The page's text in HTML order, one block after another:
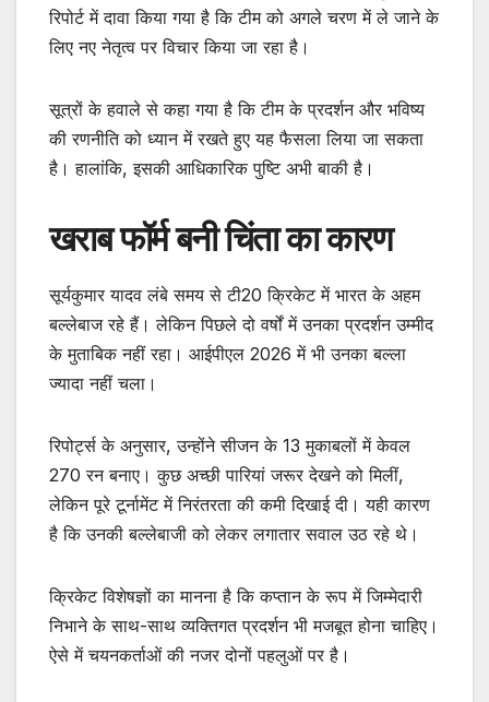
रिपोर्ट में दावा किया गया है कि टीम को अगले चरण में ले जाने के
लिए नए नेतृत्व पर विचार किया जा रहा है।
सूत्रों के हवाले से कहा गया है कि टीम के प्रदर्शन और भविष्य
की रणनीति को ध्यान में रखते हुए यह फैसला लिया जा सकता
है। हालांकि, इसकी आधिकारिक पुष्टि अभी बाकी है।
खराब फॉर्म बनी चिंता का कारण
सूर्यकुमार यादव लंबे समय से टी20 क्रिकेट में भारत के अहम
बल्लेबाज रहे हैं। लेकिन पिछले दो वर्षों में उनका प्रदर्शन उम्मीद
के मुताबिक नहीं रहा। आईपीएल 2026 में भी उनका बल्ला
ज्यादा नहीं चला।
रिपोर्ट्स के अनुसार, उन्होंने सीजन के 13 मुकाबलों में केवल
270 रन बनाए। कुछ अच्छी पारियां जरूर देखने को मिलीं,
लेकिन पूरे टूर्नामेंट में निरंतरता की कमी दिखाई दी। यही कारण
है कि उनकी बल्लेबाजी को लेकर लगातार सवाल उठ रहे थे।
क्रिकेट विशेषज्ञों का मानना है कि कप्तान के रूप में जिम्मेदारी
निभाने के साथ-साथ व्यक्तिगत प्रदर्शन भी मजबूत होना चाहिए।
ऐसे में चयनकर्ताओं की नजर दोनों पहलुओं पर है।